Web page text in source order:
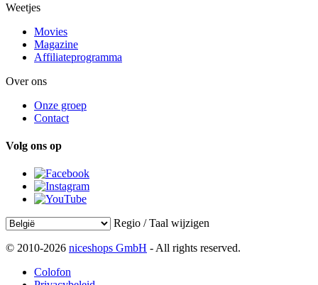
Weetjes
Movies
Magazine
Affiliateprogramma
Over ons
Onze groep
Contact
Volg ons op
Regio / Taal wijzigen
© 2010-2026 niceshops GmbH - All rights reserved.
Colofon